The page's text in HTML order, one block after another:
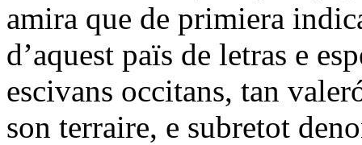
amira que de primiera
d’aquest païs de letras e
escivans occitans, tan
son terraire, e subretot